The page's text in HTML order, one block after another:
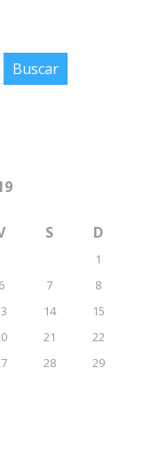
S D
1
6 7
8
14
15
21
22
28
29